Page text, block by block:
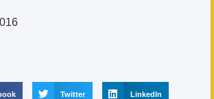
Twitter LinkedIn